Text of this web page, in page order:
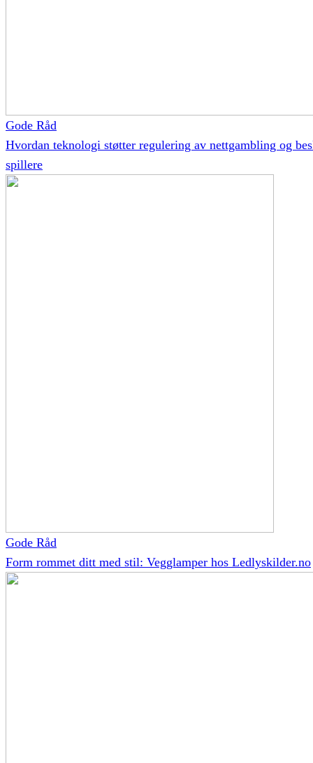
Gode Råd
Hvordan teknologi støtter regulering av nettgambling og
spillere
Gode Råd
Form rommet ditt med stil: Vegglamper hos Ledlyskilder.no